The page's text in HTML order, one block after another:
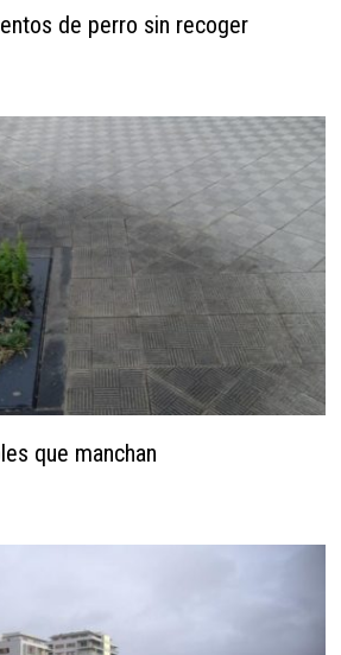
de perro sin recoger
que manchan